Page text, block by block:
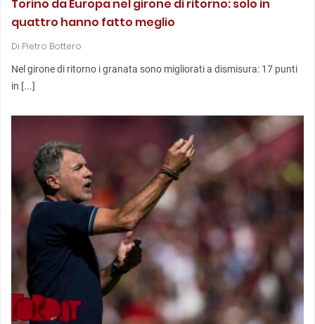
Torino da Europa nel girone di ritorno: solo in
quattro hanno fatto meglio
Di Pietro Bottero
Nel girone di ritorno i granata sono migliorati a dismisura: 17 punti
in [...]